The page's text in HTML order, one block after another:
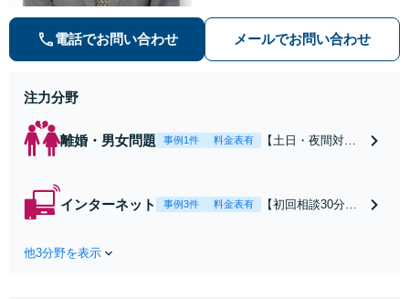
の種類を問わず相談可。可能な限り
早期対応で駆けつけサポート【労
電話でお問い合わせ メールでお問い合わせ
注力分野
離婚・男女問題 事例1件 料金表有
【土日・夜間対応
れたら、サインす
インターネット 事例3件 料金表有
【初回相談30分無
報開示請求をおこ
他3分野を表示